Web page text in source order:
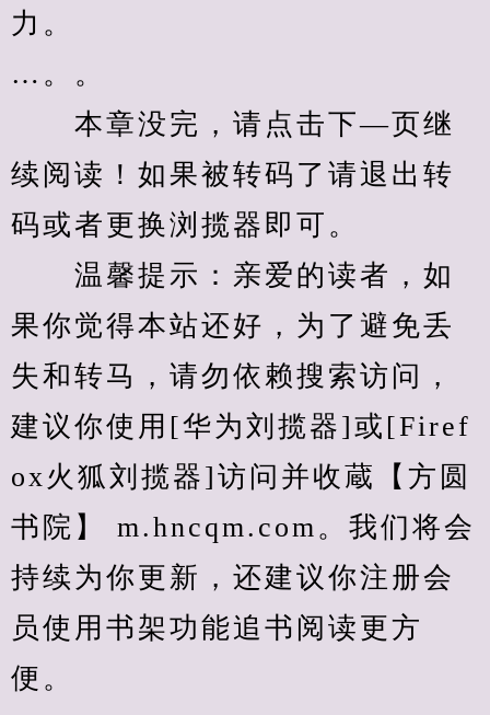
力。
…。。
本章没完，请点击下—页继
续阅读！如果被转码了请退出转
码或者更换浏揽器即可。
温馨提示：亲爱的读者，如
果你觉得本站还好，为了避免丢
失和转马，请勿依赖搜索访问，
建议你使用[华为刘揽器]或[Firef
ox火狐刘揽器]访问并收蔵【方圆
书院】 m.hncqm.com。我们将会
持续为你更新，还建议你注册会
员使用书架功能追书阅读更方
便。